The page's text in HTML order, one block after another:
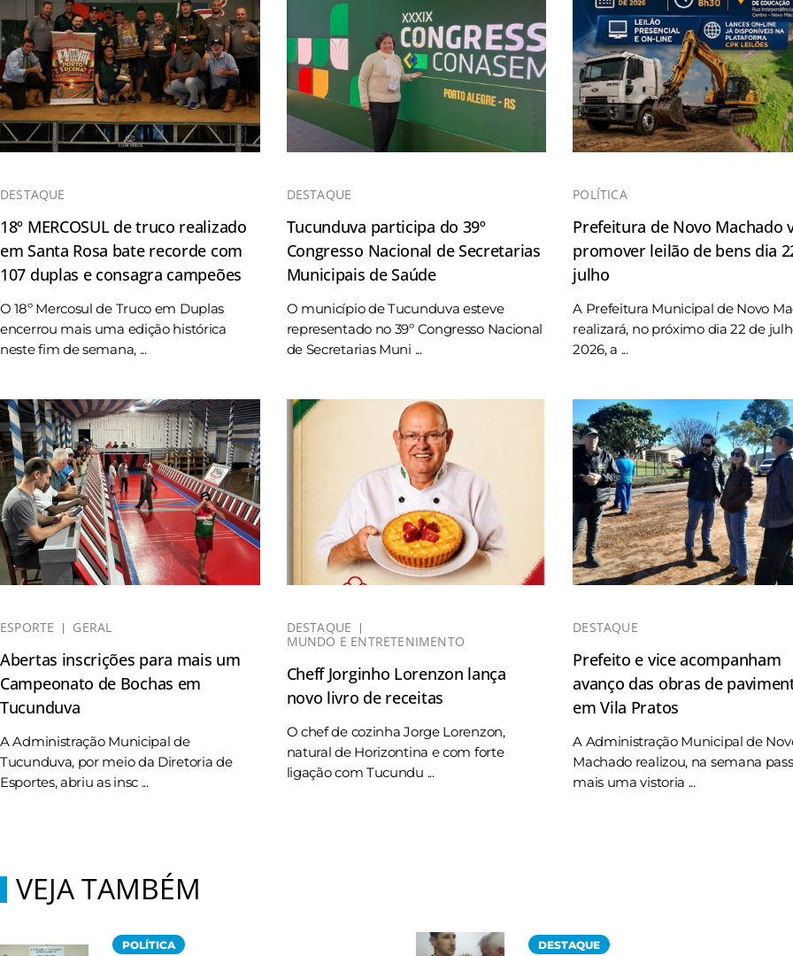
DESTAQUE
18º MERCOSUL de truco realizado
em Santa Rosa bate recorde com
107 duplas e consagra campeões
O 18º Mercosul de Truco em Duplas
encerrou mais uma edição histórica
neste fim de semana, ...
DESTAQUE
Tucunduva participa do 39º
Congresso Nacional de Secretarias
Municipais de Saúde
O município de Tucunduva esteve
representado no 39º Congresso Nacional
de Secretarias Muni ...
POLÍTICA
Prefeitura de Novo Machado
promover leilão de bens dia
julho
A Prefeitura Municipal de Novo
realizará, no próximo dia 22 de
2026, a ...
ESPORTE GERAL
Abertas inscrições para mais um
Campeonato de Bochas em
Tucunduva
A Administração Municipal de
Tucunduva, por meio da Diretoria de
Esportes, abriu as insc ...
DESTAQUE
MUNDO E ENTRETENIMENTO
Cheff Jorginho Lorenzon lança
novo livro de receitas
O chef de cozinha Jorge Lorenzon,
natural de Horizontina e com forte
ligação com Tucundu ...
DESTAQUE
Prefeito e vice acompanham
avanço das obras de
em Vila Pratos
A Administração Municipal de
Machado realizou, na semana
mais uma vistoria ...
VEJA TAMBÉM
POLÍTICA DESTAQUE